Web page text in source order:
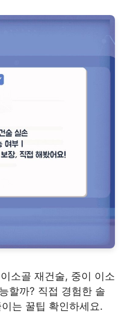
소골 재건술, 중이 이소
할까? 직접 경험한 솔
는 꿀팁 확인하세요.